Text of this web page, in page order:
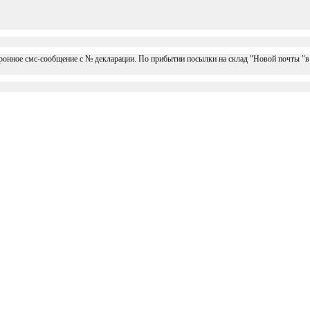
смс-сообщение с № декларации. По прибытии посылки на склад "Новой